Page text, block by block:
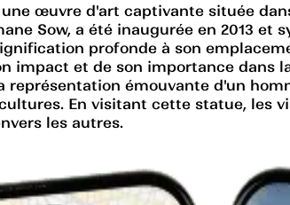
œuvre d'art captivante située
Sow, a été inaugurée en 2013
profonde à son
impact et de son importance
émouvante d'un
En visitant cette statue, les
les autres.